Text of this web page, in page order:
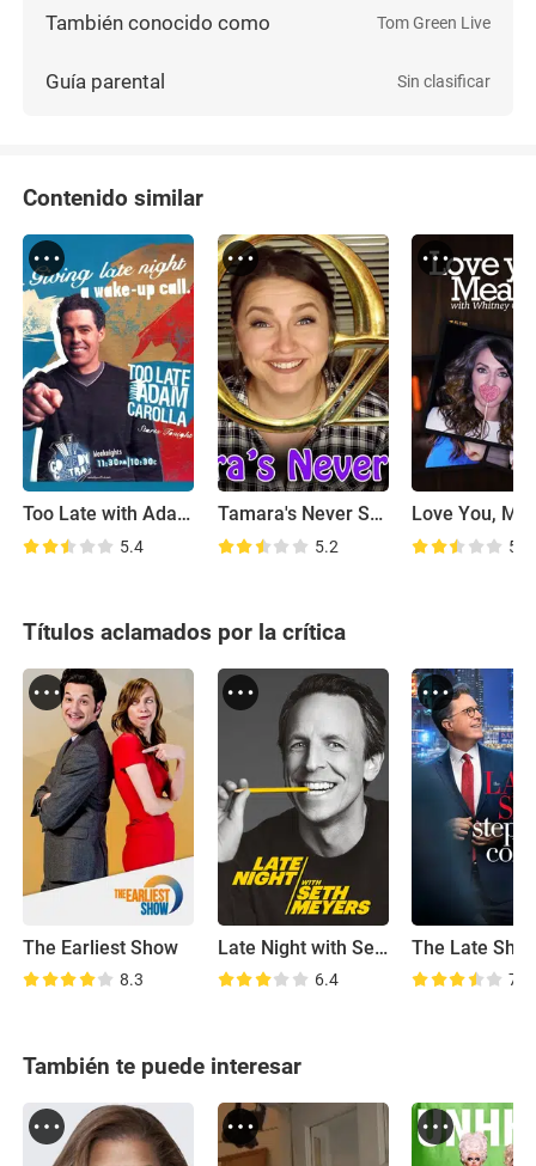
También conocido como Tom Green Live
Guía parental Sin clasificar
Contenido similar
Too Late with Adam Carolla
5.4
Tamara's Never Seen
5.2 5.6
Títulos aclamados por la crítica
The Earliest Show
8.3
Late Night with Seth Meyers
6.4 7.2
También te puede interesar